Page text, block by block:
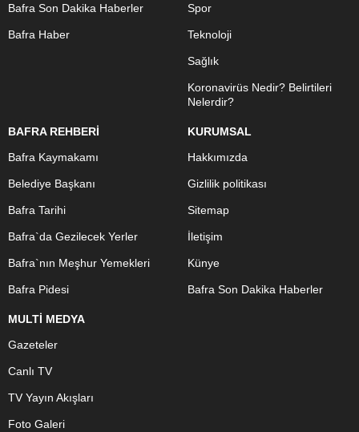
Bafra Son Dakika Haberler
Bafra Haber
Spor
Teknoloji
Sağlık
Koronavirüs Nedir? Belirtileri
Nelerdir?
BAFRA REHBERİ
Bafra Kaymakamı
Belediye Başkanı
Bafra Tarihi
Bafra`da Gezilecek Yerler
Bafra`nın Meşhur Yemekleri
Bafra Pidesi
KURUMSAL
Hakkımızda
Gizlilik politikası
Sitemap
İletişim
Künye
Bafra Son Dakika Haberler
MULTİ MEDYA
Gazeteler
Canlı TV
TV Yayın Akışları
Foto Galeri